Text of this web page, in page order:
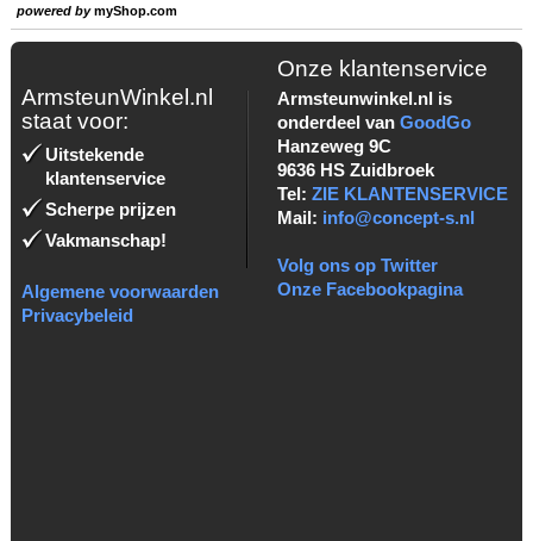
powered bymyShop.com
ArmsteunWinkel.nl
staat voor:
Uitstekende
klantenservice
Scherpe prijzen
Vakmanschap!
Algemene voorwaarden
Privacybeleid
Onze klantenservice
Armsteunwinkel.nl is
onderdeel van GoodGo
Hanzeweg 9C
9636 HS Zuidbroek
Tel: ZIE KLANTENSERVICE
Mail: info@concept-s.nl
Volg ons op Twitter
Onze Facebookpagina